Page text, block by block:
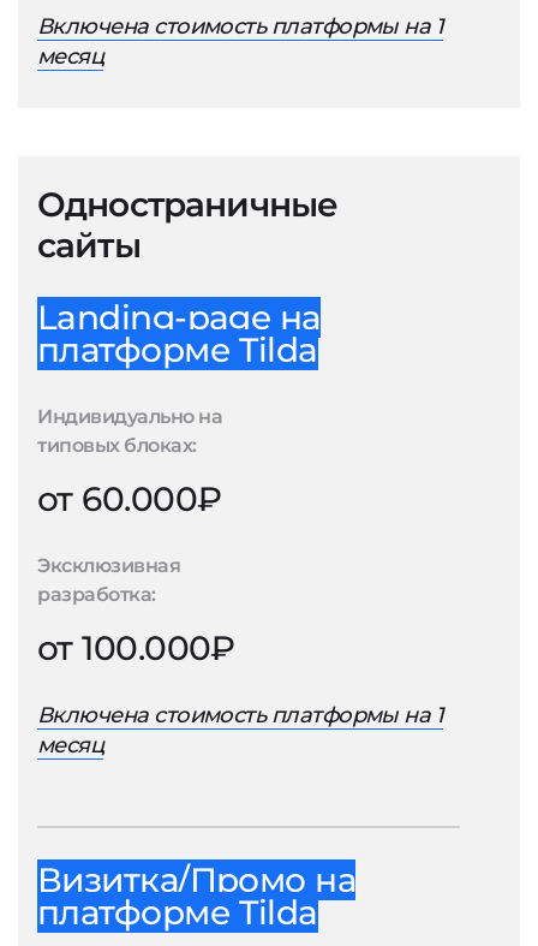
Включена стоимость платформы на 1
месяц
Одностраничные
сайты
Landing-page на
платформе Tilda
Индивидуально на
типовых блоках:
от 60.000₽
Эксклюзивная
разработка:
от 100.000₽
Включена стоимость платформы на 1
месяц
Визитка/Промо на
платформе Tilda